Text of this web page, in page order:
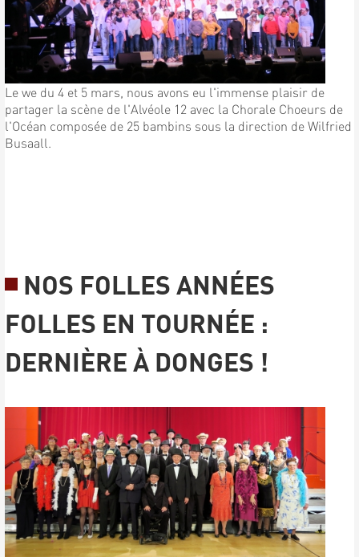
Le we du 4 et 5 mars, nous avons eu l'immense plaisir de
partager la scène de l'Alvéole 12 avec la Chorale Choeurs de
l'Océan composée de 25 bambins sous la direction de Wilfried
Busaall.
NOS FOLLES ANNÉES
FOLLES EN TOURNÉE :
DERNIÈRE À DONGES !